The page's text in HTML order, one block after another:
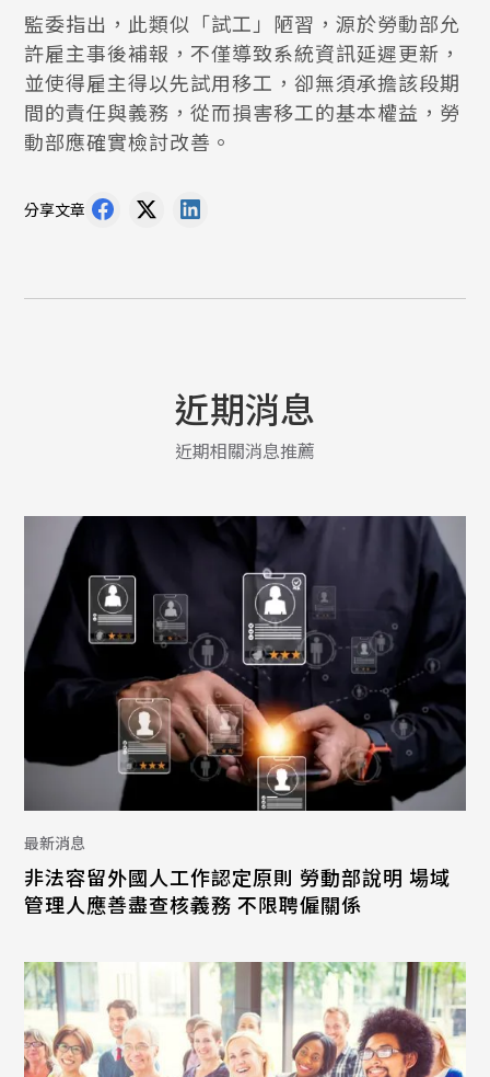
監委指出，此類似「試工」陋習，源於勞動部允
許雇主事後補報，不僅導致系統資訊延遲更新，
並使得雇主得以先試用移工，卻無須承擔該段期
間的責任與義務，從而損害移工的基本權益，勞
動部應確實檢討改善。
分享文章
近期消息
近期相關消息推薦
最新消息
非法容留外國人工作認定原則 勞動部說明 場域
管理人應善盡查核義務 不限聘僱關係